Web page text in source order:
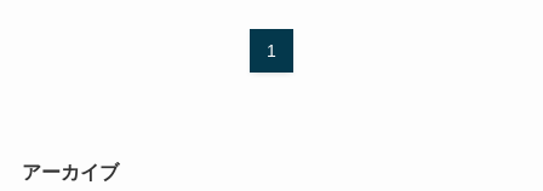
1
アーカイブ